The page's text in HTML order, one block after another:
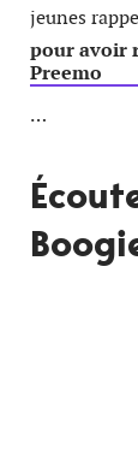
jeunes
pour avoir
Preemo
…